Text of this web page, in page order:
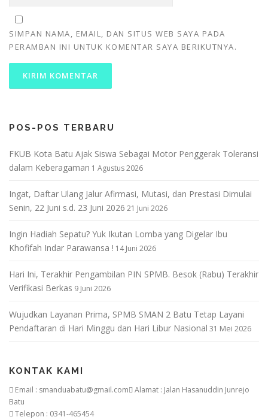
SIMPAN NAMA, EMAIL, DAN SITUS WEB SAYA PADA
PERAMBAN INI UNTUK KOMENTAR SAYA BERIKUTNYA.
POS-POS TERBARU
FKUB Kota Batu Ajak Siswa Sebagai Motor Penggerak Toleransi
dalam Keberagaman 1 Agustus 2026
Ingat, Daftar Ulang Jalur Afirmasi, Mutasi, dan Prestasi Dimulai
Senin, 22 Juni s.d. 23 Juni 2026 21 Juni 2026
Ingin Hadiah Sepatu? Yuk Ikutan Lomba yang Digelar Ibu
Khofifah Indar Parawansa ! 14 Juni 2026
Hari Ini, Terakhir Pengambilan PIN SPMB. Besok (Rabu) Terakhir
Verifikasi Berkas 9 Juni 2026
Wujudkan Layanan Prima, SPMB SMAN 2 Batu Tetap Layani
Pendaftaran di Hari Minggu dan Hari Libur Nasional 31 Mei 2026
KONTAK KAMI
Email : smanduabatu@gmail.com
Alamat : Jalan Hasanuddin Junrejo
Batu
Telepon : 0341-465454